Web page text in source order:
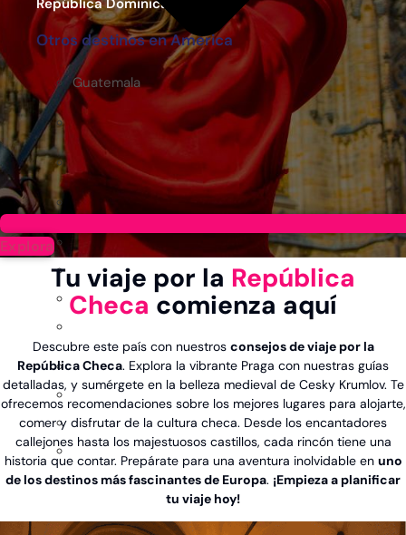
República Dominicana
Otros destinos en América
Guatemala
Explora
Tu viaje por la República
Checa comienza aquí
Descubre este país con nuestros consejos de viaje por la
República Checa. Explora la vibrante Praga con nuestras guías
detalladas, y sumérgete en la belleza medieval de Cesky Krumlov. Te
ofrecemos recomendaciones sobre los mejores lugares para alojarte,
comer y disfrutar de la cultura checa. Desde los encantadores
callejones hasta los majestuosos castillos, cada rincón tiene una
historia que contar. Prepárate para una aventura inolvidable en uno
de los destinos más fascinantes de Europa. ¡Empieza a planificar
tu viaje hoy!